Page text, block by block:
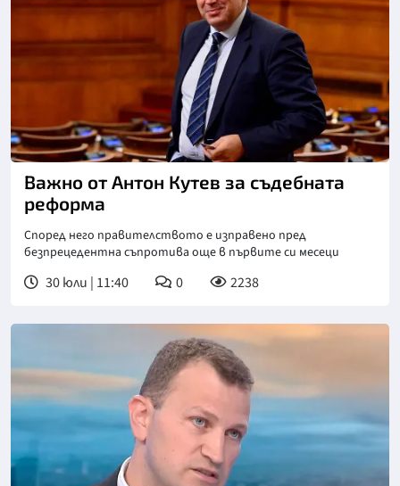
Важно от Антон Кутев за съдебната
реформа
Според него правителството е изправено пред
безпрецедентна съпротива още в първите си месеци
30 юли | 11:40 0 2238